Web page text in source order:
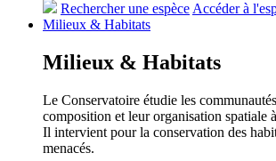
Rechercher une espèce Accéder à
Milieux & Habitats
Milieux & Habitats
Le Conservatoire étudie les
composition et leur organisation spatiale
Il intervient pour la conservation des
menacés.